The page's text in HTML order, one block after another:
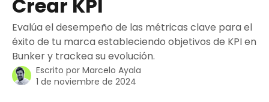
Crear KPI
Evalúa el desempeño de las métricas clave para el
éxito de tu marca estableciendo objetivos de KPI en
Bunker y trackea su evolución.
Escrito por Marcelo Ayala
1 de noviembre de 2024